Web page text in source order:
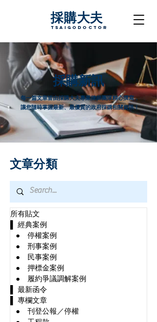
採購大夫
TsaigoDoctor
採購新訊
每一篇文章皆由採購大夫專業律師團隊精心撰寫，
讓您隨時掌握最新、最優質的政府採購相關資訊！
文章分類
所有貼文
▌ 經典案例
⠀● 停權案例
⠀● 刑事案例
⠀● 民事案例
⠀● 押標金案例
⠀● 履約爭議調解案例
▌ 最新函令
▌ 專欄文章
⠀● 刊登公報／停權